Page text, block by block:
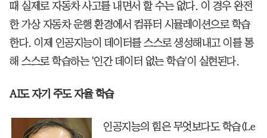
때 실제로 자동차 사고를 내면서 할 수는 없다. 이 경우 완전
한 가상 자동차 운행 환경에서 컴퓨터 시뮬레이션으로 학습
한다. 이제 인공지능이 데이터를 스스로 생성해내고 이를 통
해 스스로 학습하는 '인간 데이터 없는 학습'이 실현된다.
AI도 자기 주도 자율 학습
인공지능의 힘은 무엇보다도 학습(Le